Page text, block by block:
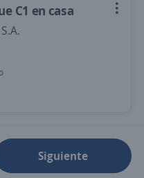
C1 en casa
Siguiente